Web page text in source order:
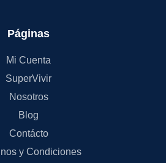
Páginas
Mi Cuenta
SuperVivir
Nosotros
Blog
Contácto
y Condiciones